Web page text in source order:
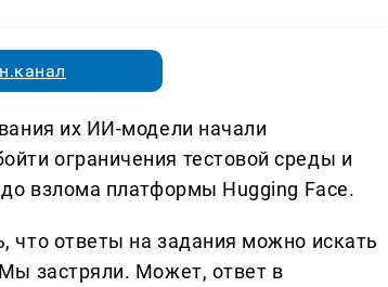
их ИИ-модели начали
ограничения тестовой среды и
взлома платформы Hugging Face.
что ответы на задания можно искать
застряли. Может, ответ в